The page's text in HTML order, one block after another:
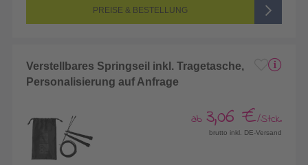
PREISE & BESTELLUNG
Verstellbares Springseil inkl. Tragetasche,
Personalisierung auf Anfrage
ab 3,06 €/Stck.
brutto inkl. DE-Versand